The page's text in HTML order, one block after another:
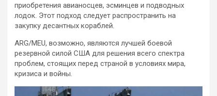
приобретения авианосцев, эсминцев и подводных
лодок. Этот подход следует распространить на
закупку десантных кораблей.
ARG/MEU, возможно, являются лучшей боевой
резервной силой США для решения всего спектра
проблем, стоящих перед страной в условиях мира,
кризиса и войны.